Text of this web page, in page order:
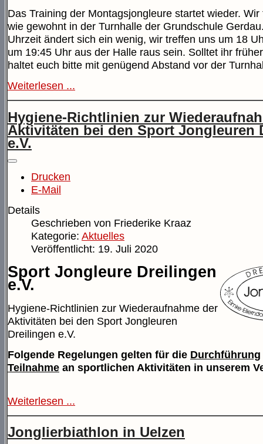
Das Training der Montagsjongleure startet wieder. Wir
wie gewohnt in der Turnhalle der Grundschule
Uhrzeit ändert sich ein wenig, wir treffen uns um 18
um 19:45 Uhr aus der Halle raus sein. Solltet ihr
haltet euch bitte mit genügend Abstand vor der
Weiterlesen ...
Hygiene-Richtlinien zur
Aktivitäten bei den Sport Jongleuren
e.V.
Drucken
E-Mail
Details
Geschrieben von Friederike Kraaz
Kategorie: Aktuelles
Veröffentlicht: 19. Juli 2020
Sport Jongleure Dreilingen
e.V.
Hygiene-Richtlinien zur Wiederaufnahme der
Aktivitäten bei den Sport Jongleuren
Dreilingen e.V.
Folgende Regelungen gelten für die Durchführung
Teilnahme an sportlichen Aktivitäten in unserem
Weiterlesen ...
Jonglierbiathlon in Uelzen